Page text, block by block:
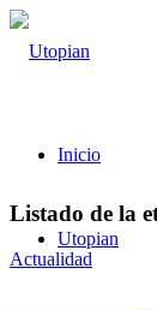
Inicio
Utopian
Listado de la
Actualidad